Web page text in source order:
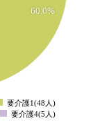
60.0%
要介護1(48人)
要介護4(5人)